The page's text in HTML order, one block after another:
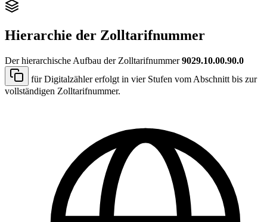
Hierarchie der Zolltarifnummer
Der hierarchische Aufbau der Zolltarifnummer9029.10.00.90.0
für Digitalzähler erfolgt in vier Stufen vom Abschnitt bis zur
vollständigen Zolltarifnummer.